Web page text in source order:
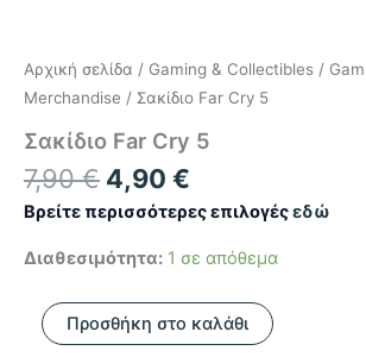
Αρχική σελίδα / Gaming & Collectibles /
Merchandise / Σακίδιο Far Cry 5
Σακίδιο Far Cry 5
7,90€ Original
price
7,90 €.
4,90 €
τρέχουσα
είναι:
Βρείτε περισσότερες επιλογέςεδώ
Διαθεσιμότητα: 1 σε απόθεμα
Σακίδιο
Far
Προσθήκη στο καλάθι